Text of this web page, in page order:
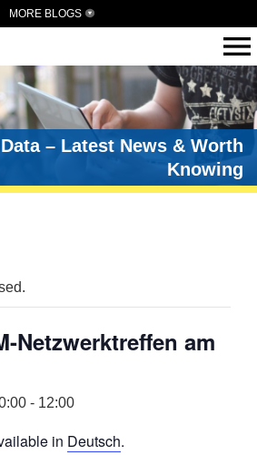
MORE BLOGS
– Latest News & Worth
Knowing
Netzwerktreffen am
- 12:00
in Deutsch.